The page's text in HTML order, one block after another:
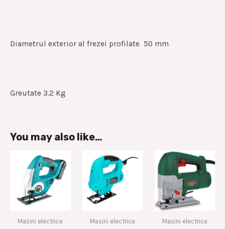
Diametrul exterior al frezei profilate 50 mm
Greutate 3.2 Kg
You may also like…
Masini electrice Masini electrice Masini electrice